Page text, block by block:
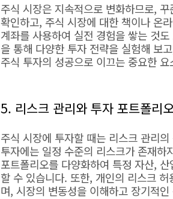
주식 시장은 지속적으로 변화하므로,
확인하고, 주식 시장에 대한 책이나 온
계좌를 사용하여 실전 경험을 쌓는 것
을 통해 다양한 투자 전략을 실험해 보
주식 투자의 성공으로 이끄는 중요한 요
5. 리스크 관리와 투자 포트폴리
주식 시장에 투자할 때는 리스크 관리
투자에는 일정 수준의 리스크가 존재
포트폴리오를 다양화하여 특정 자산,
할 수 있습니다. 또한, 개인의 리스크
며, 시장의 변동성을 이해하고 장기적